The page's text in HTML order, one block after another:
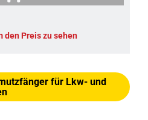
für Lkw- und
den Preis zu sehen